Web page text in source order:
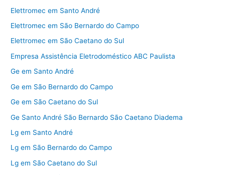
Elettromec em Santo André
Elettromec em São Bernardo do Campo
Elettromec em São Caetano do Sul
Empresa Assistência Eletrodoméstico ABC Paulista
Ge em Santo André
Ge em São Bernardo do Campo
Ge em São Caetano do Sul
Ge Santo André São Bernardo São Caetano Diadema
Lg em Santo André
Lg em São Bernardo do Campo
Lg em São Caetano do Sul